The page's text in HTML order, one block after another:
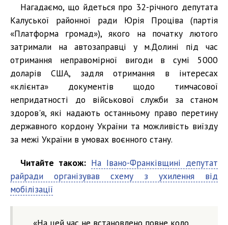
Нагадаємо, що йдеться про 32-річного депутата
Калуської районної ради Юрія Проціва (партія
«Платформа громад»), якого на початку лютого
затримали на автозаправці у м.Долині під час
отримання неправомірної вигоди в сумі 5000
доларів США, задля отримання в інтересах
«клієнта» документів щодо тимчасової
непридатності до військової служби за станом
здоров'я, які надають останньому право перетину
державного кордону України та можливість виїзду
за межі України в умовах воєнного стану.
Читайте також: На Івано-Франківщині депутат
райради організував схему з ухилення від
мобілізації
«На цей час не встановлено повне коло